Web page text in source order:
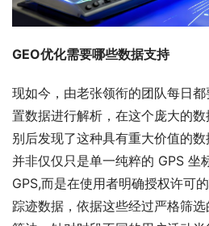
GEO优化需要哪些数据支持
现如今，由老张领衔的团队每日
置数据进行解析，在这个庞大的
别后发现了这种具有重大价值的
并非仅仅只是单一纯粹的 GPS 坐
GPS,而是在使用者明确授权许可
踪迹数据，依据这些经过严格筛